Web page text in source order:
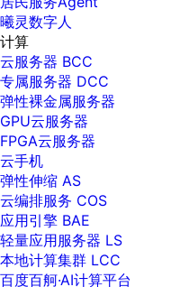
曦灵数字人
计算
云服务器 BCC
专属服务器 DCC
弹性裸金属服务器
GPU云服务器
FPGA云服务器
云手机
弹性伸缩 AS
云编排服务 COS
应用引擎 BAE
轻量应用服务器 LS
本地计算集群 LCC
百度百舸·AI计算平台